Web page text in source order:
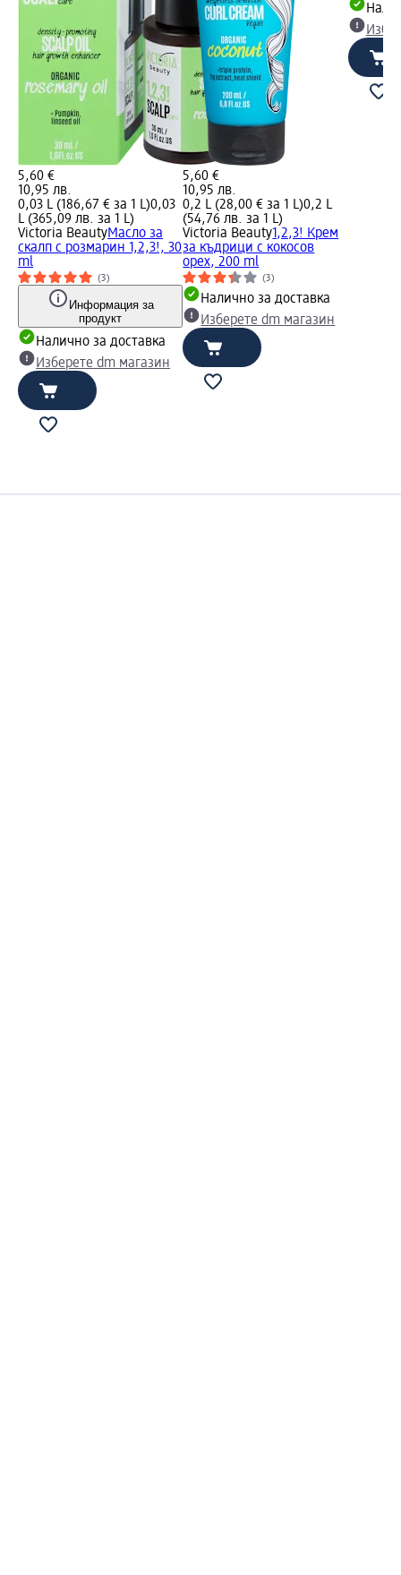
5,60 €
10,95 лв.
0,03 L (186,67 € за 1 L)0,03
L (365,09 лв. за 1 L)
Victoria BeautyМасло за
скалп с розмарин 1,2,3!, 30
ml
(3)
Информация за
продукт
Налично за доставка
Изберете dm магазин
5,60 €
10,95 лв.
0,2 L (28,00 € за 1 L)0,2 L
(54,76 лв. за 1 L)
Victoria Beauty1,2,3! Крем
за къдрици с кокосов
орех, 200 ml
(3)
Налично за доставка
Изберете dm магазин